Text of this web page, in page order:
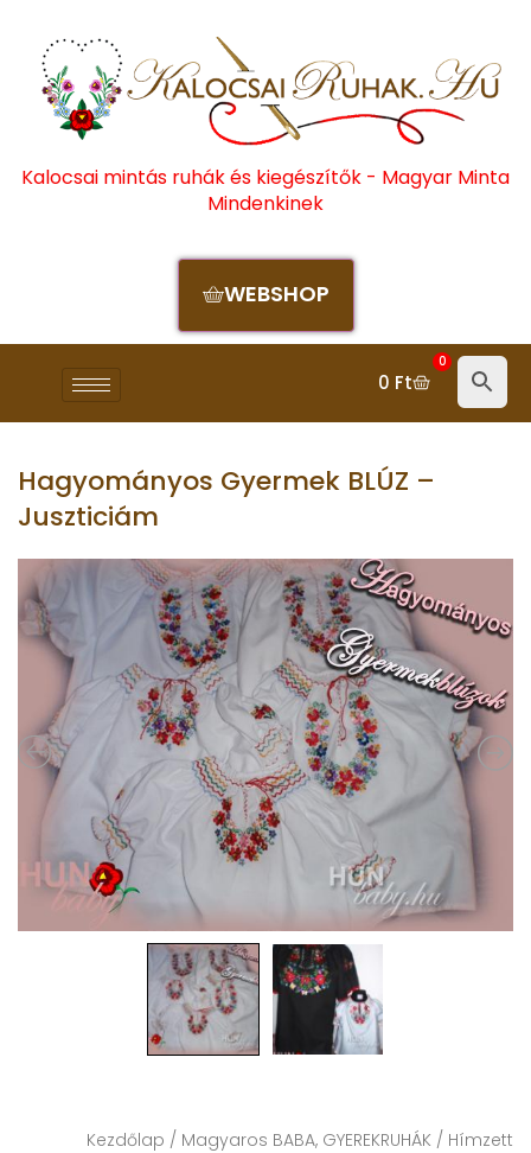
Kalocsai mintás ruhák és kiegészítők - Magyar Minta
Mindenkinek
WEBSHOP
0 Ft
0
Hagyományos Gyermek BLÚZ –
Juszticiám
Kezdőlap / Magyaros BABA, GYEREKRUHÁK / Hímzett